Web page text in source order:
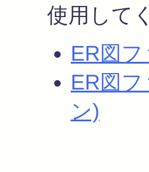
使用して
ER図
ER図
ン)